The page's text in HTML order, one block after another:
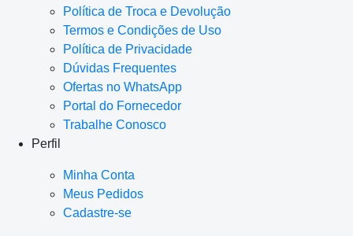
Política de Troca e Devolução
Termos e Condições de Uso
Política de Privacidade
Dúvidas Frequentes
Ofertas no WhatsApp
Portal do Fornecedor
Trabalhe Conosco
Perfil
Minha Conta
Meus Pedidos
Cadastre-se